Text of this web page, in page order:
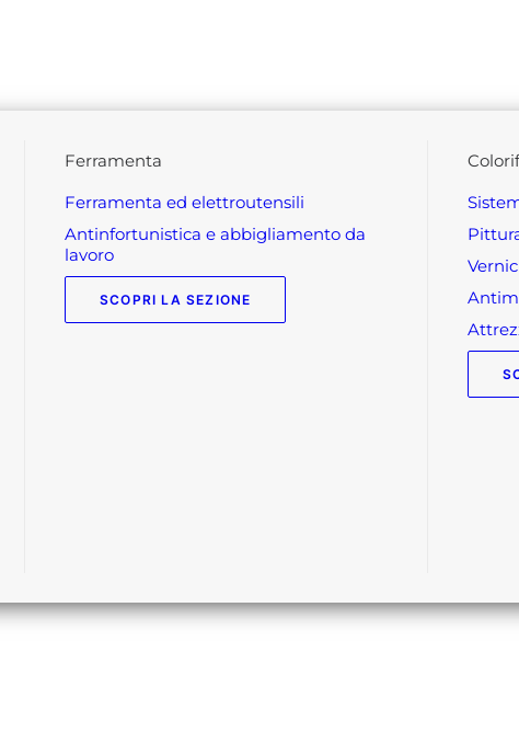
ferramenta
ferramenta ed elettroutensili
antinfortunistica e abbigliamento da
lavoro
SCOPRI LA SEZIONE